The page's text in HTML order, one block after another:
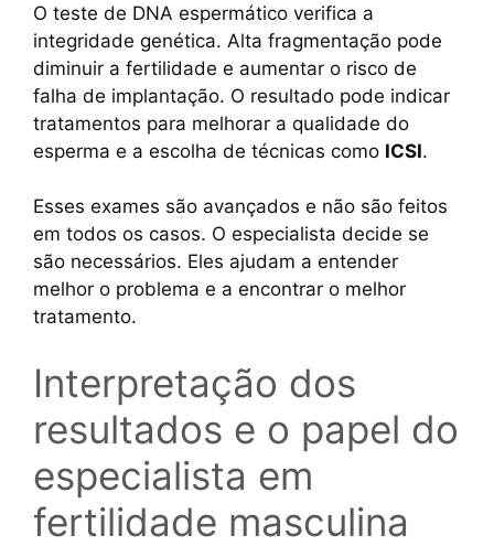
O teste de DNA espermático verifica a
integridade genética. Alta fragmentação pode
diminuir a fertilidade e aumentar o risco de
falha de implantação. O resultado pode indicar
tratamentos para melhorar a qualidade do
esperma e a escolha de técnicas como ICSI.
Esses exames são avançados e não são feitos
em todos os casos. O especialista decide se
são necessários. Eles ajudam a entender
melhor o problema e a encontrar o melhor
tratamento.
Interpretação dos
resultados e o papel do
especialista em
fertilidade masculina